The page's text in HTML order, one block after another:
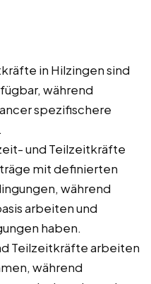
in Hilzingen sind
während
spezifischere
und Teilzeitkräfte
mit definierten
während
arbeiten und
haben.
Teilzeitkräfte arbeiten
während